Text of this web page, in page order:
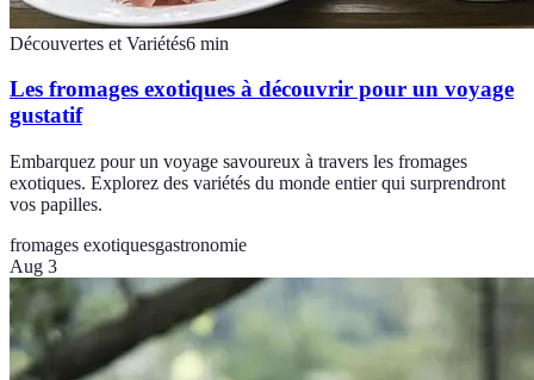
Découvertes et Variétés6 min
Les fromages exotiques à découvrir pour un voyage
gustatif
Embarquez pour un voyage savoureux à travers les fromages
exotiques. Explorez des variétés du monde entier qui surprendront
vos papilles.
fromages exotiquesgastronomie
Aug 3